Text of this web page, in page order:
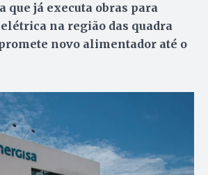
que já executa obras para
na região das quadra
promete novo alimentador até o